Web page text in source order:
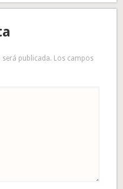
publicada. Los campos